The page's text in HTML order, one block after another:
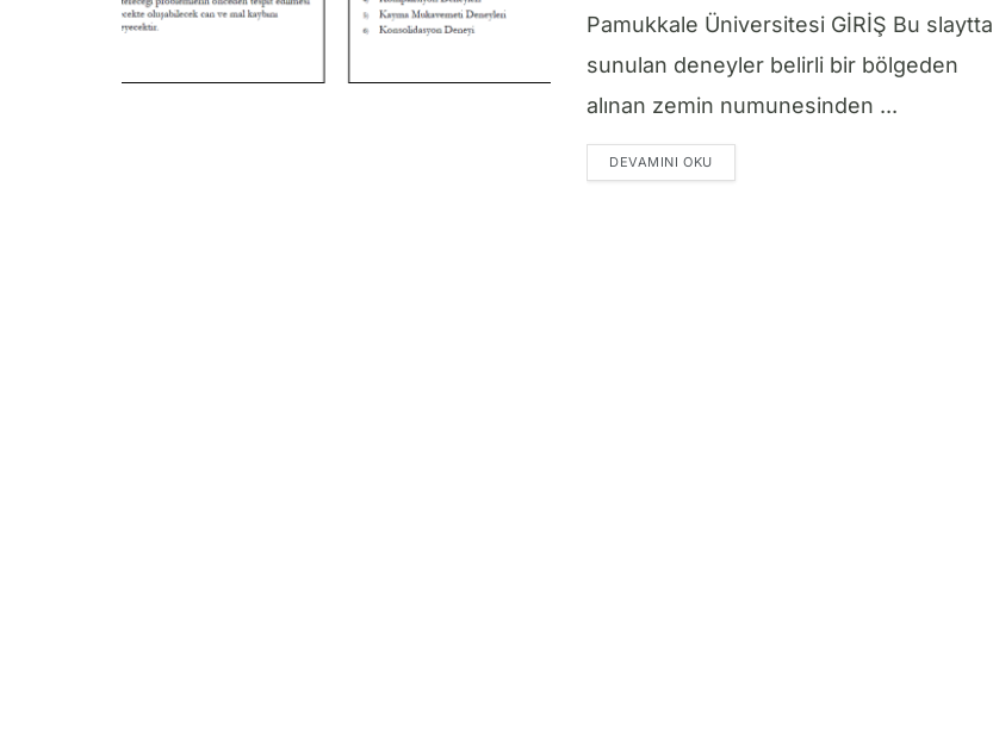
Pamukkale Üniversitesi GİRİŞ Bu slaytta
sunulan deneyler belirli bir bölgeden
alınan zemin numunesinden ...
DEVAMINI OKUDETAILS